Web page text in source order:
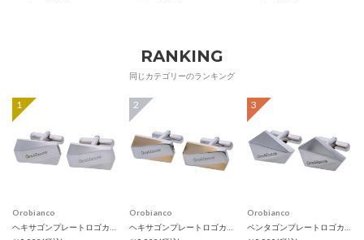
RANKING
同じカテゴリーのランキング
1
Orobianco
2
Orobianco
3
Orobianco